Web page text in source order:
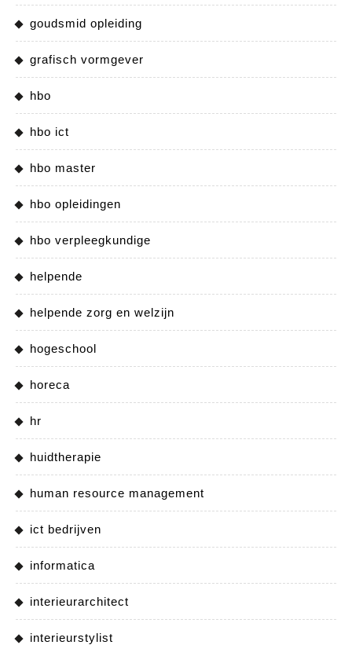
goudsmid opleiding
grafisch vormgever
hbo
hbo ict
hbo master
hbo opleidingen
hbo verpleegkundige
helpende
helpende zorg en welzijn
hogeschool
horeca
hr
huidtherapie
human resource management
ict bedrijven
informatica
interieurarchitect
interieurstylist